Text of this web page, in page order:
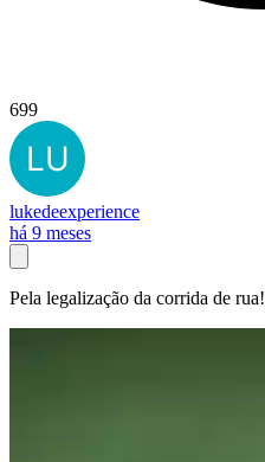
699
lukedeexperience
há 9 meses
Pela legalização da corrida de rua!